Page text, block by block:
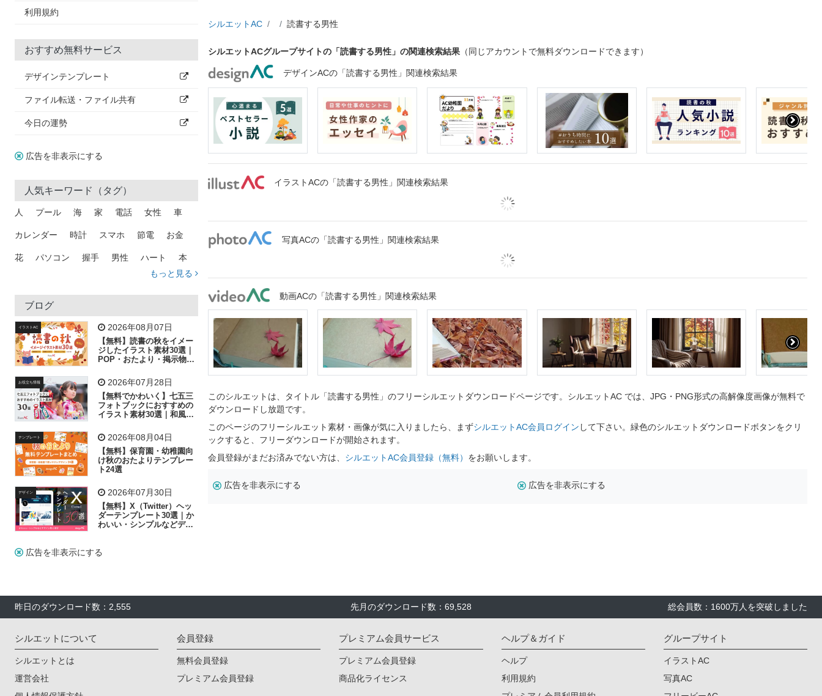
利用規約
おすすめ無料サービス
デザインテンプレート
ファイル転送・ファイル共有
今日の運勢
広告を非表示にする
人気キーワード（タグ）
人 プール 海 家 電話 女性 車
カレンダー 時計 スマホ 節電 お金
花 パソコン 握手 男性 ハート 本
トラック 木
吹き出し
飛行機 グラフ ビル 魚 家族 書類
歩く 工場 会社 太陽 キラキラ
子供 作業員 葉 相談 ピクトグラム
もっと見る
ブログ
イラストAC 2026年08月07日
【無料】読書の秋をイメー
ジしたイラスト素材30選｜
POP・おたより・掲示物に
お役立ち情報 2026年07月28日
【無料でかわいく】七五三
フォトブックにおすすめの
イラスト素材30選｜和風の
テンプレート 2026年08月04日
【無料】保育園・幼稚園向
け秋のおたよりテンプレー
ト24選
デザイン 2026年07月30日
【無料】X（Twitter）ヘッ
ダーテンプレート30選｜か
わいい・シンプルなどデザ
広告を非表示にする
シルエットAC 読書する男性
シルエットACグループサイトの「読書する男性」の関連検索結果 （同じアカウントで無料ダウンロードできます）
デザインACの「読書する男性」関連検索結果
イラストACの「読書する男性」関連検索結果
写真ACの「読書する男性」関連検索結果
動画ACの「読書する男性」関連検索結果
このシルエットは、タイトル「読書する男性」のフリーシルエットダウンロードページです。シルエットAC では、JPG・PNG形式の高解像度画像が無料で
ダウンロードし放題です。
このページのフリーシルエット素材・画像が気に入りましたら、まずシルエットAC会員ログイン して下さい。緑色のシルエットダウンロードボタンをクリ
ックすると、フリーダウンロードが開始されます。
会員登録がまだお済みでない方は、 シルエットAC会員登録（無料） をお願いします。
広告を非表示にする 広告を非表示にする
昨日のダウンロード数：2,555 先月のダウンロード数：69,528 総会員数：1600万人を突破しました
シルエットについて
シルエットとは
運営会社
会員登録
無料会員登録
プレミアム会員登録
プレミアム会員サービス
プレミアム会員登録
商品化ライセンス
ヘルプ＆ガイド
ヘルプ
利用規約
グループサイト
イラストAC
写真AC